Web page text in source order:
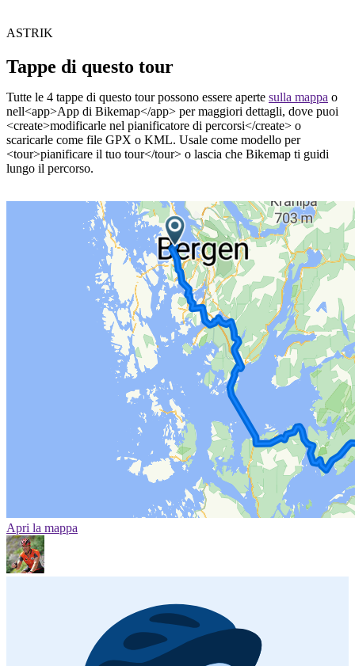
ASTRIK
Tappe di questo tour
Tutte le 4 tappe di questo tour possono essere aperte sulla mappa o
nell<app>App di Bikemap</app> per maggiori dettagli, dove puoi
<create>modificarle nel pianificatore di percorsi</create> o
scaricarle come file GPX o KML. Usale come modello per
<tour>pianificare il tuo tour</tour> o lascia che Bikemap ti guidi
lungo il percorso.
Apri la mappa